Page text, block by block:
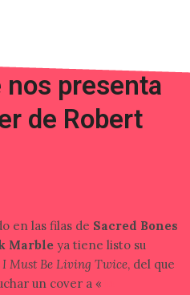
presenta
de Robert
en las filas de Sacred Bones
Marbleya tiene listo su
I Must Be Living Twice, del que
un cover a «